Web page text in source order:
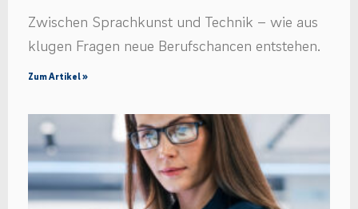
Zwischen Sprachkunst und Technik – wie aus
klugen Fragen neue Berufschancen entstehen.
Zum Artikel »